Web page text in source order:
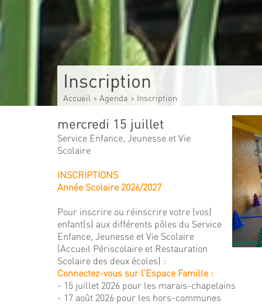
Inscription
Accueil > Agenda > Inscription
mercredi 15 juillet
Service Enfance, Jeunesse et Vie
Scolaire
INSCRIPTIONS
Année Scolaire 2026/2027
Pour inscrire ou réinscrire votre (vos)
enfant(s) aux différents pôles du Service
Enfance, Jeunesse et Vie Scolaire
(Accueil Périscolaire et Restauration
Scolaire des deux écoles) :
Connectez-vous sur l’Espace Famille :
- 15 juillet 2026 pour les marais-chapelains
- 17 août 2026 pour les hors-communes